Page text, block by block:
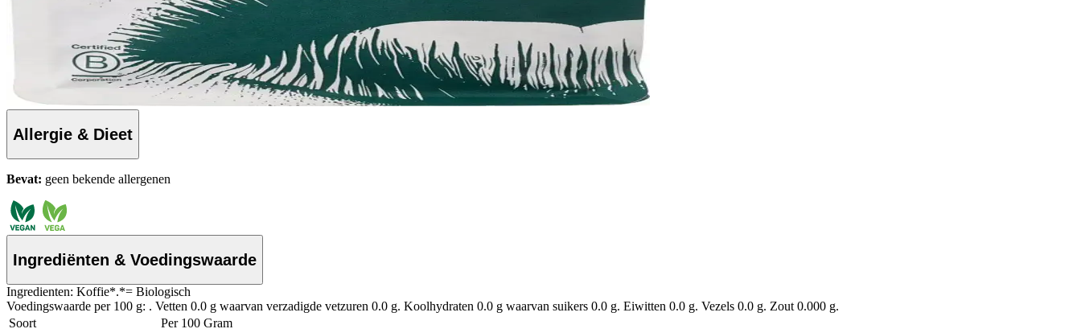
Allergie & Dieet
Bevat: geen bekende allergenen
Ingrediënten & Voedingswaarde
Ingredienten: Koffie*.*= Biologisch
Voedingswaarde per 100 g: . Vetten 0.0 g waarvan verzadigde vetzuren 0.0 g. Koolhydraten 0.0 g waarvan suikers 0.0 g. Eiwitten 0.0 g. Vezels 0.0 g. Zout 0.000 g.
Soort
Per 100 Gram